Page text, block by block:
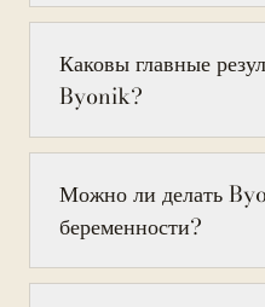
Каковы главные
Byonik?
Можно ли делать
беременности?